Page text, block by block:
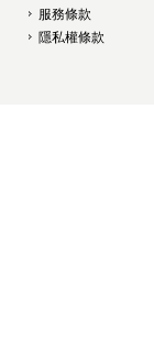
服務條款
隱私權條款